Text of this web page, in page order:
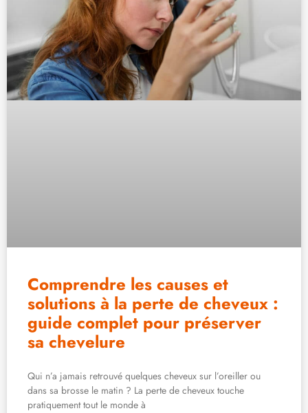
Comprendre les causes et
solutions à la perte de cheveux :
guide complet pour préserver
sa chevelure
Qui n’a jamais retrouvé quelques cheveux sur l’oreiller ou
dans sa brosse le matin ? La perte de cheveux touche
pratiquement tout le monde à